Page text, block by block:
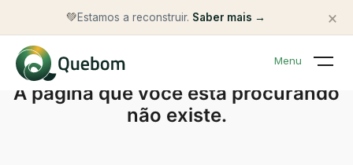
💚Estamos a reconstruir. Saber mais → ×
Menu
A página que você está procurando
não existe.